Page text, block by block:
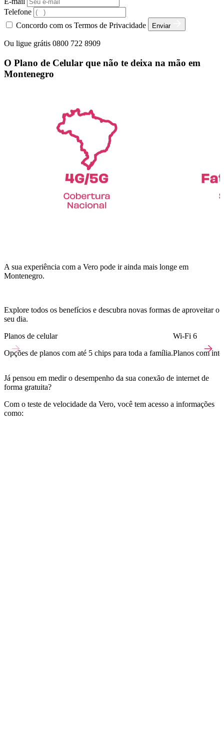
Telefone
Concordo com os Termos de Privacidade
Enviar
Ou ligue grátis 0800 722 8909
O Plano de Celular que não te deixa na mão em
Montenegro
A sua experiência com a Vero pode ir ainda mais longe em
Montenegro.
Explore todos os benefícios e descubra novas formas de aproveitar o
seu dia.
Planos de celular
Opções de planos com até 5 chips para toda a família.
Wi-Fi 6
Planos com
Já pensou em medir o desempenho da sua conexão de internet de
forma gratuita?
Com o teste de velocidade da Vero, você tem acesso a informações
como: